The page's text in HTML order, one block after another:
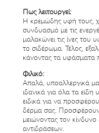
Πως λειτουργεί:
Η κρεμώδης υφή τους,
συνδυασμό με τις
μαλακώνει τις ίνες του
το σιδέρωμα. Τέλος,
κάνοντας τα υφάσματα
Φιλικό:
Απαλά, υποαλλεργικά
ιδανικά για όλα τα
ειδικά για να
δέρμα σας.
μειώνοντας τον
αντιδράσεων.